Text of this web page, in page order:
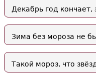
Декабрь год кончает,
Зима без мороза не
Такой мороз, что